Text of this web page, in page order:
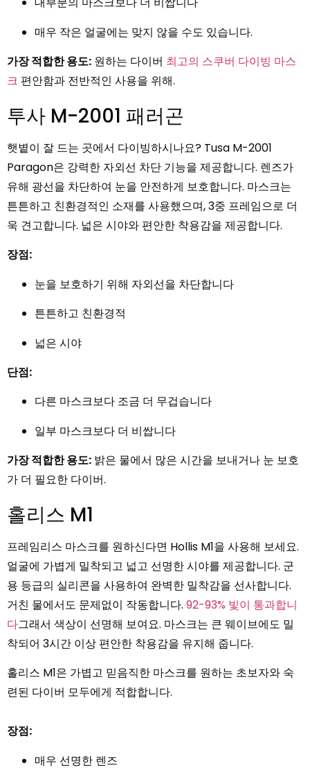
매우 작은 얼굴에는 맞지 않을 수도 있습니다.
가장 적합한 용도: 원하는 다이버 최고의 스쿠버 다이빙 마스
크 편안함과 전반적인 사용을 위해.
투사 M-2001 패러곤
햇볕이 잘 드는 곳에서 다이빙하시나요? Tusa M-2001
Paragon은 강력한 자외선 차단 기능을 제공합니다. 렌즈가
유해 광선을 차단하여 눈을 안전하게 보호합니다. 마스크는
튼튼하고 친환경적인 소재를 사용했으며, 3중 프레임으로 더
욱 견고합니다. 넓은 시야와 편안한 착용감을 제공합니다.
장점:
눈을 보호하기 위해 자외선을 차단합니다
튼튼하고 친환경적
넓은 시야
단점:
다른 마스크보다 조금 더 무겁습니다
일부 마스크보다 더 비쌉니다
가장 적합한 용도: 밝은 물에서 많은 시간을 보내거나 눈 보호
가 더 필요한 다이버.
홀리스 M1
프레임리스 마스크를 원하신다면 Hollis M1을 사용해 보세요.
얼굴에 가볍게 밀착되고 넓고 선명한 시야를 제공합니다. 군
용 등급의 실리콘을 사용하여 완벽한 밀착감을 선사합니다.
거친 물에서도 문제없이 작동합니다. 92-93% 빛이 통과합니
다그래서 색상이 선명해 보여요. 마스크는 큰 웨이브에도 밀
착되어 3시간 이상 편안한 착용감을 유지해 줍니다.
홀리스 M1은 가볍고 믿음직한 마스크를 원하는 초보자와 숙
련된 다이버 모두에게 적합합니다.
장점:
매우 선명한 렌즈